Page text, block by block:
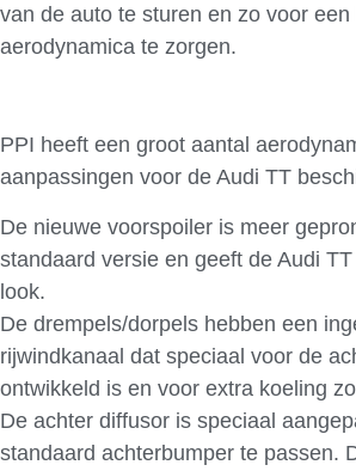
van de auto te sturen en zo voor een
aerodynamica te zorgen.
PPI heeft een groot aantal
aanpassingen voor de Audi TT
De nieuwe voorspoiler is meer
standaard versie en geeft de Audi
look.
De drempels/dorpels hebben een
rijwindkanaal dat speciaal voor de
ontwikkeld is en voor extra koeling
De achter diffusor is speciaal
standaard achterbumper te passen.